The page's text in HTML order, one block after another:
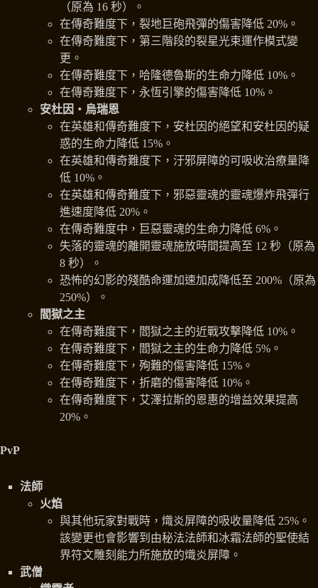
（原為 16 秒）。
在傳奇難度下，裂地巨砲飛彈的傷害降低 20%。
在傳奇難度下，第三階段的裂星光束運作模式變
更。
在傳奇難度下，哈隆德魯斯的生命力降低 10%。
在傳奇難度下，永恆引擎的傷害降低 10%。
安杜因‧烏瑞恩
在英雄和傳奇難度下，安杜因的絕望和安杜因的疑
惑的生命力降低 15%。
在英雄和傳奇難度下，汙邪屏障的可吸收治療量降
低 10%。
在英雄和傳奇難度下，邪惡靈魂的靈魂爆炸飛彈行
進速度降低 20%。
在傳奇難度中，巨惡靈魂的生命力降低 6%。
失落的靈魂的離開靈魂施放時間提高至 12 秒（原為
8 秒）。
恐怖的幻影的殘酷命運加速加成降低至 200%（原為
250%）。
閻獄之主
在傳奇難度下，閻獄之主的近戰攻擊降低 10%。
在傳奇難度下，閻獄之主的生命力降低 5%。
在傳奇難度下，殉難的傷害降低 15%。
在傳奇難度下，折磨的傷害降低 10%。
在傳奇難度下，艾澤拉斯的恩惠的增益效果提高
20%。
PvP
法師
火焰
與其他玩家對戰時，熾炎屏障的吸收量降低 25%。
該變更也會影響到由秘法法師和冰霜法師的聖使結
界符文雕刻能力所施放的熾炎屏障。
武僧